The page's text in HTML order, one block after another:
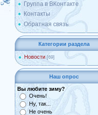
Группа в ВКонтакте
Контакты
Обратная связь
Категории раздела
Новости [69]
Наш опрос
Вы любите зиму?
Очень!
Ну, так...
Не очень